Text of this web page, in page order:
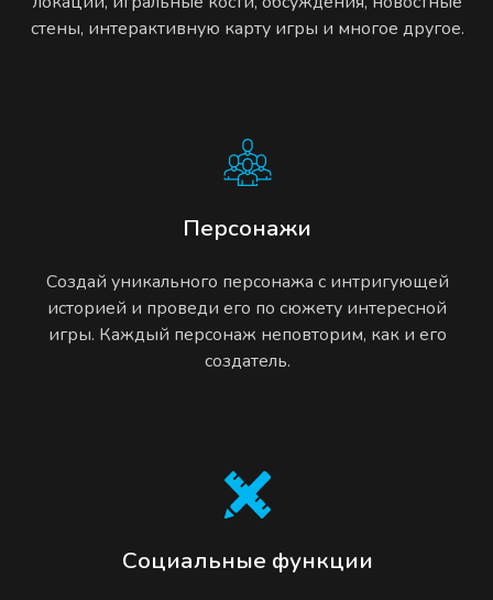
стены, интерактивную карту игры и многое другое.
Персонажи
Создай уникального персонажа с интригующей
историей и проведи его по сюжету интересной
игры. Каждый персонаж неповторим, как и его
создатель.
Социальные функции